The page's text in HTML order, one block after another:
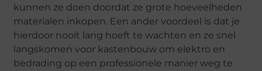
kunnen ze doen doordat ze grote hoeveelheden
materialen inkopen. Een ander voordeel is dat je
hierdoor nooit lang hoeft te wachten en ze snel
langskomen voor kastenbouw om elektro en
bedrading op een professionele manier weg te